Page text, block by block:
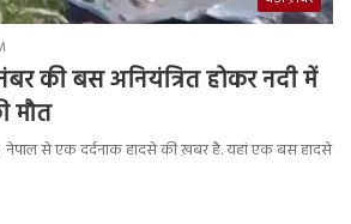
की बस अनियंत्रित होकर नदी में
मौत
से एक दर्दनाक हादसे की ख़बर है. यहां एक बस हादसे